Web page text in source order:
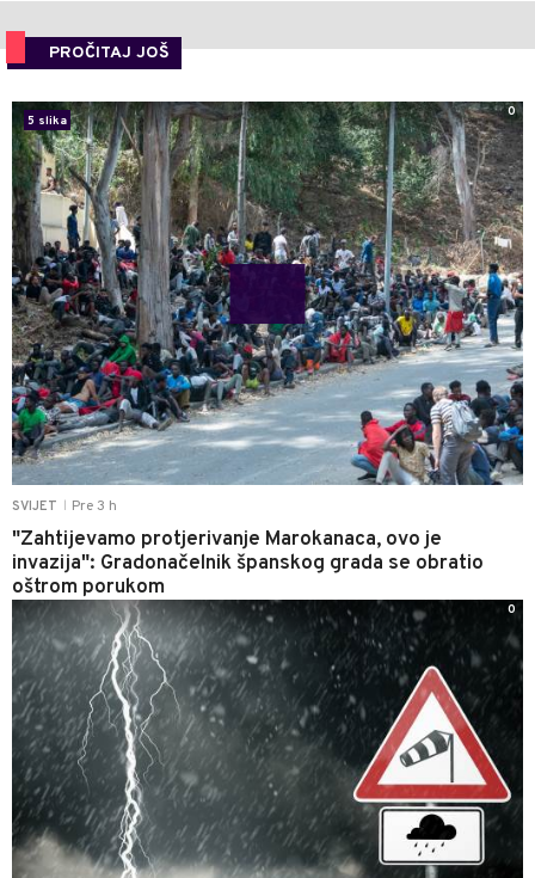
PROČITAJ JOŠ
SVIJET Pre 3 h
"Zahtijevamo protjerivanje Marokanaca, ovo je
invazija": Gradonačelnik španskog grada se obratio
oštrom porukom
5 slika
0
0